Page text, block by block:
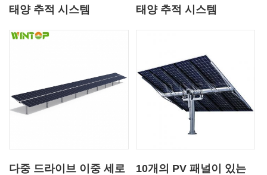
태양 추적 시스템
태양 추적 시스템
다중 드라이브 이중 세로
10개의 PV 패널이 있는